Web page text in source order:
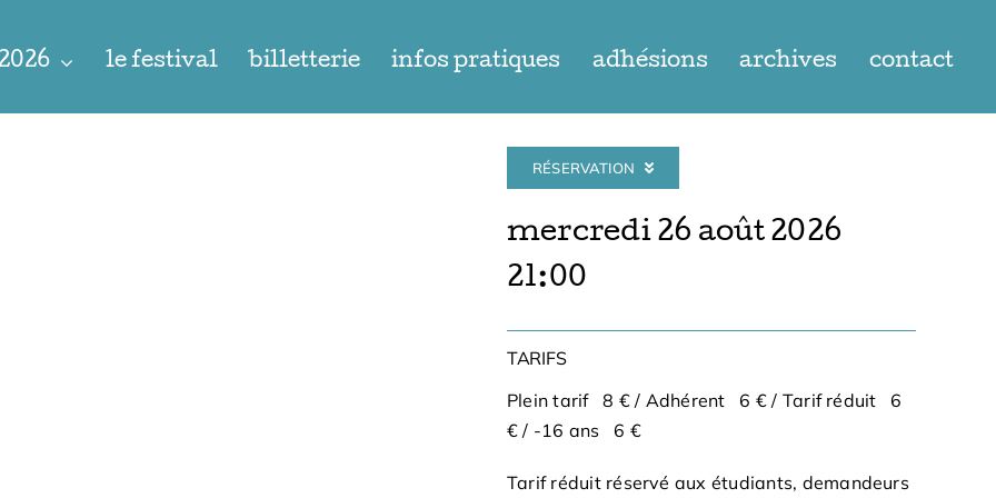
le festival billetterie infos pratiques adhésions archives contact
RÉSERVATION
mercredi 26 août 2026
21:00
TARIFS
Plein tarif 8 € / Adhérent 6 € / Tarif réduit 6
€ / -16 ans 6 €
Tarif réduit réservé aux étudiants, demandeurs